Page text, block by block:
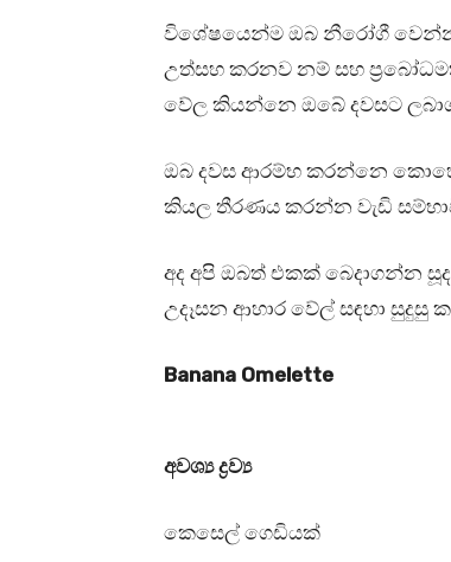
විශේෂයෙන්ම ඔබ නීරෝගී
උත්සහ කරනව නම් සහ
වේල කියන්නෙ ඔබේ දවසට
ඔබ දවස ආරම්භ කරන්නෙ
කියල තීරණය කරන්න වැඩි
අද අපි ඔබත් එකක් බෙදාගන්න
උදෑසන ආහාර වේල් සඳහා
Banana Omelette
අවශ්‍ය ද්‍රව්‍ය
කෙසෙල් ගෙඩියක්